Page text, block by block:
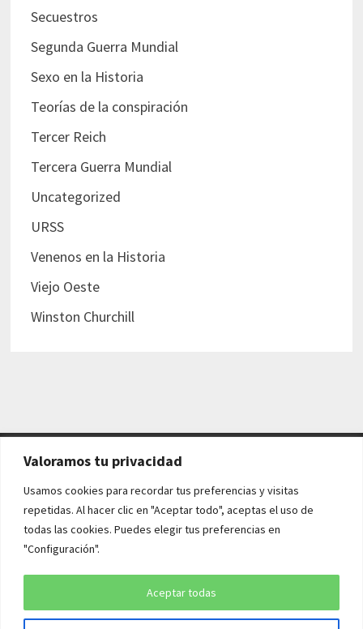
Valoramos tu privacidad
Usamos cookies para recordar tus preferencias y visitas
repetidas. Al hacer clic en "Aceptar todo", aceptas el uso de
todas las cookies. Puedes elegir tus preferencias en
"Configuración".
Aceptar todas
Secuestros
Segunda Guerra Mundial
Sexo en la Historia
Teorías de la conspiración
Tercer Reich
Tercera Guerra Mundial
Uncategorized
URSS
Venenos en la Historia
Viejo Oeste
Winston Churchill
AVISO LEGAL Y POLÍTICAS
Aviso legal
Política de cookies